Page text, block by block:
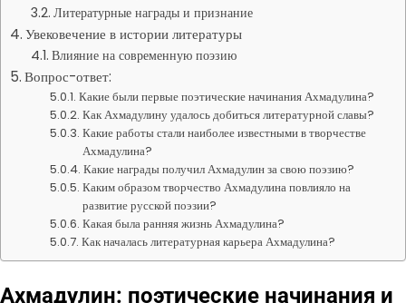
Литературные награды и признание
Увековечение в истории литературы
Влияние на современную поэзию
Вопрос-ответ:
Какие были первые поэтические начинания Ахмадулина?
Как Ахмадулину удалось добиться литературной славы?
Какие работы стали наиболее известными в творчестве
Ахмадулина?
Какие награды получил Ахмадулин за свою поэзию?
Каким образом творчество Ахмадулина повлияло на
развитие русской поэзии?
Какая была ранняя жизнь Ахмадулина?
Как началась литературная карьера Ахмадулина?
Ахмадулин: поэтические начинания и